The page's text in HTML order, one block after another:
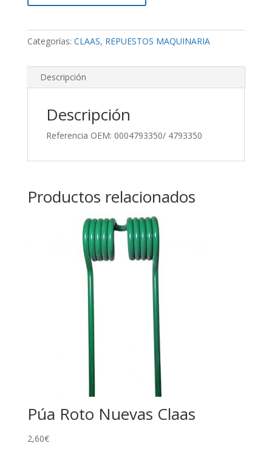
Categorías: CLAAS, REPUESTOS MAQUINARIA
Descripción
Descripción
Referencia OEM: 0004793350/ 4793350
Productos relacionados
Púa Roto Nuevas Claas
2,60€